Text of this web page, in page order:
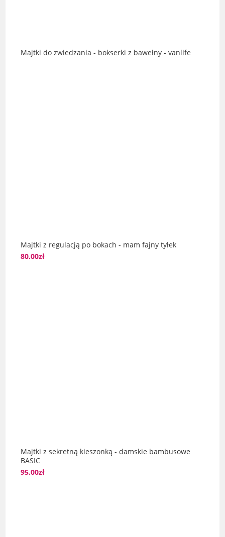
Majtki do zwiedzania - bokserki z bawełny - vanlife
Majtki z regulacją po bokach - mam fajny tyłek
80.00zł
Majtki z sekretną kieszonką - damskie bambusowe
BASIC
95.00zł